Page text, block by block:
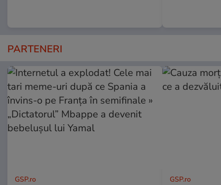
PARTENERI
GSP.ro GSP.ro